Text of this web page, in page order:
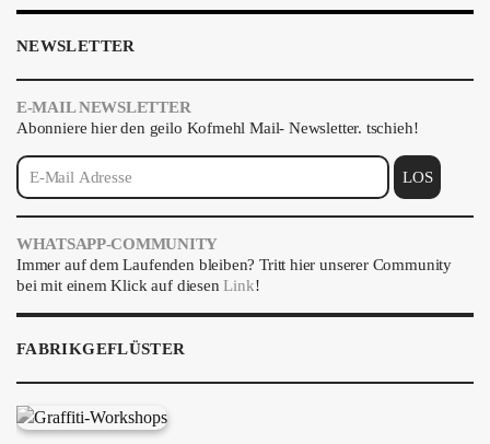
NEWSLETTER
E-MAIL NEWSLETTER
Abonniere hier den geilo Kofmehl Mail- Newsletter. tschieh!
WHATSAPP-COMMUNITY
Immer auf dem Laufenden bleiben? Tritt hier unserer Community
bei mit einem Klick auf diesenLink!
FABRIKGEFLÜSTER